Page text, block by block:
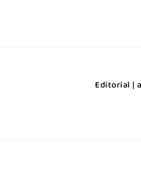
Editorial |